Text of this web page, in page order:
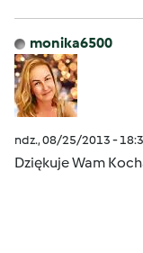
monika6500
ndz., 08/25/2013 -
Dziękuje Wam